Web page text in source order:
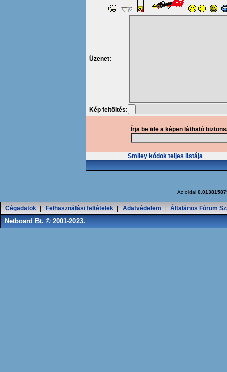
Üzenet:
Kép feltöltés:
Írja be ide a képen látható
Smiley kódok teljes listája
Az oldal
Cégadatok Felhasználási feltételek Adatvédelem Általános Fórum
Netboard Bt. © 2001-2023.